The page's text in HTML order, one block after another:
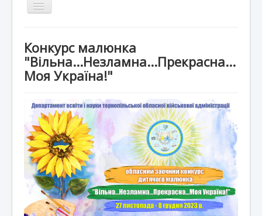
Перемикач
навігації
Структура
Документація
Конкурси та змагання
Корисні лінки
Дистанційне навчання
Контакти
Конкурс малюнка
"Вільна...Незламна...Прекрасна...
Моя Україна!"